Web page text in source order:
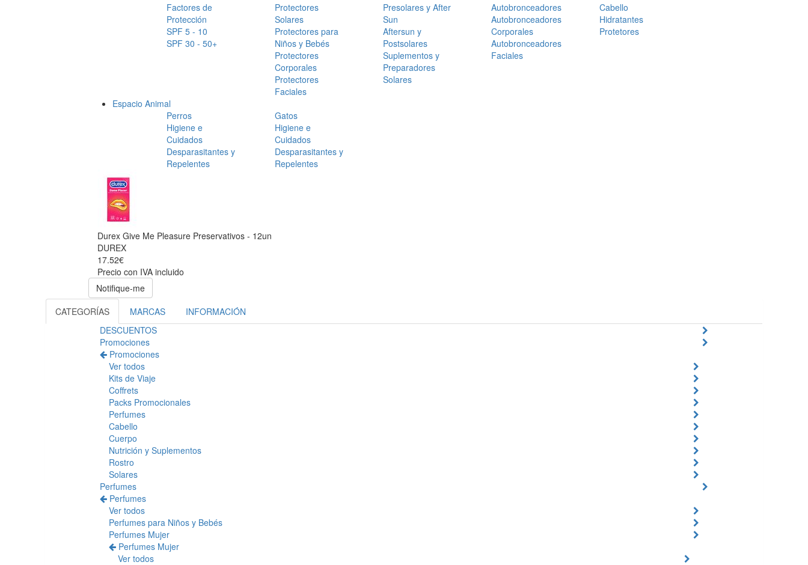
Factores de
Protección
SPF 5 - 10
SPF 30 - 50+
Protectores
Solares
Protectores para
Niños y Bebés
Protectores
Corporales
Protectores
Faciales
Presolares y After
Sun
Aftersun y
Postsolares
Suplementos y
Preparadores
Solares
Autobronceadores
Autobronceadores
Corporales
Autobronceadores
Faciales
Cabello
Hidratantes
Protetores
Espacio Animal
Perros
Higiene e
Cuidados
Desparasitantes y
Repelentes
Gatos
Higiene e
Cuidados
Desparasitantes y
Repelentes
Durex Give Me Pleasure Preservativos - 12un
DUREX
17.52€
Precio con IVA incluido
Notifique-me
CATEGORÍAS
MARCAS
INFORMACIÓN
DESCUENTOS
Promociones
Promociones
Ver todos
Kits de Viaje
Coffrets
Packs Promocionales
Perfumes
Cabello
Cuerpo
Nutrición y Suplementos
Rostro
Solares
Perfumes
Perfumes
Ver todos
Perfumes para Niños y Bebés
Perfumes Mujer
Perfumes Mujer
Ver todos